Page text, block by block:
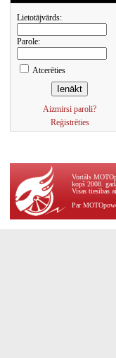
Lietotājvārds:
Parole:
Atcerēties
Aizmirsi paroli?
Reģistrēties
Vortāls
kopš 2008.
Visas tiesības
Par